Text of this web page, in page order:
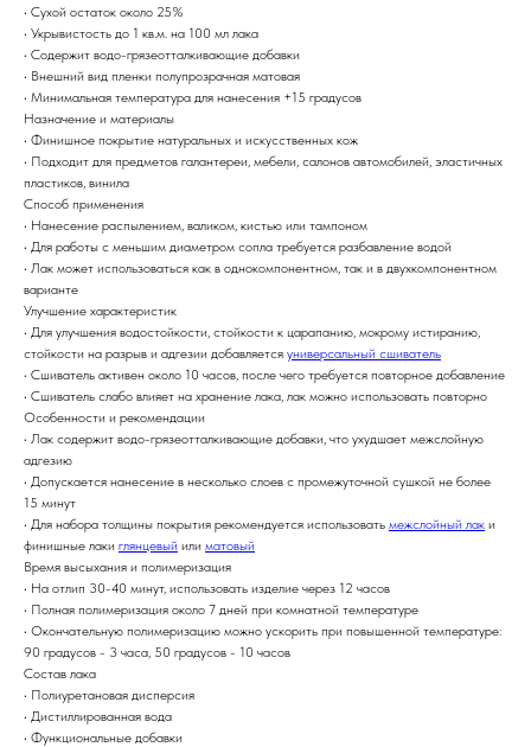
• Сухой остаток около 25%
• Укрывистость до 1 кв.м. на 100 мл лака
• Содержит водо-грязеотталкивающие добавки
• Внешний вид пленки полупрозрачная матовая
• Минимальная температура для нанесения +15 градусов
Назначение и материалы
• Финишное покрытие натуральных и искусственных кож
• Подходит для предметов галантереи, мебели, салонов автомобилей, эластичных
пластиков, винила
Способ применения
• Нанесение распылением, валиком, кистью или тампоном
• Для работы с меньшим диаметром сопла требуется разбавление водой
• Лак может использоваться как в однокомпонентном, так и в двухкомпонентном
варианте
Улучшение характеристик
• Для улучшения водостойкости, стойкости к царапанию, мокрому истиранию,
стойкости на разрыв и адгезии добавляется универсальный сшиватель
• Сшиватель активен около 10 часов, после чего требуется повторное добавление
• Сшиватель слабо влияет на хранение лака, лак можно использовать повторно
Особенности и рекомендации
• Лак содержит водо-грязеотталкивающие добавки, что ухудшает межслойную
адгезию
• Допускается нанесение в несколько слоев с промежуточной сушкой не более
15 минут
• Для набора толщины покрытия рекомендуется использовать межслойный лак и
финишные лаки глянцевый или матовый
Время высыхания и полимеризация
• На отлип 30-40 минут, использовать изделие через 12 часов
• Полная полимеризация около 7 дней при комнатной температуре
• Окончательную полимеризацию можно ускорить при повышенной температуре:
90 градусов - 3 часа, 50 градусов - 10 часов
Состав лака
• Полиуретановая дисперсия
• Дистиллированная вода
• Функциональные добавки